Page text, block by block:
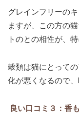
グレインフリーの
ますが、この方の
トのとの相性が、
穀類は猫にとって
化が悪くなるので
良い口コミ３：香